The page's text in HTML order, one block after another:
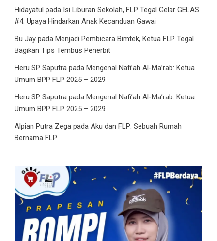
Hidayatul pada Isi Liburan Sekolah, FLP Tegal Gelar GELAS
#4: Upaya Hindarkan Anak Kecanduan Gawai
Bu Jay pada Menjadi Pembicara Bimtek, Ketua FLP Tegal
Bagikan Tips Tembus Penerbit
Heru SP Saputra pada Mengenal Nafi’ah Al-Ma’rab: Ketua
Umum BPP FLP 2025 – 2029
Heru SP Saputra pada Mengenal Nafi’ah Al-Ma’rab: Ketua
Umum BPP FLP 2025 – 2029
Alpian Putra Zega pada Aku dan FLP: Sebuah Rumah
Bernama FLP